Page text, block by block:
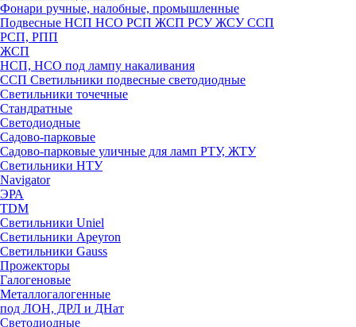
Фонари ручные, налобные, промышленные
Подвесные НСП НСО РСП ЖСП РСУ ЖСУ ССП
РСП, РПП
ЖСП
НСП, НСО под лампу накаливания
ССП Светильники подвесные светодиодные
Светильники точечные
Стандратные
Светодиодные
Садово-парковые
Садово-парковые уличные для ламп РТУ, ЖТУ
Светильники НТУ
Navigator
ЭРА
TDM
Светильники Uniel
Светильники Apeyron
Светильники Gauss
Прожекторы
Галогеновые
Металлогалогенные
под ЛОН, ДРЛ и ДНат
Светодиодные